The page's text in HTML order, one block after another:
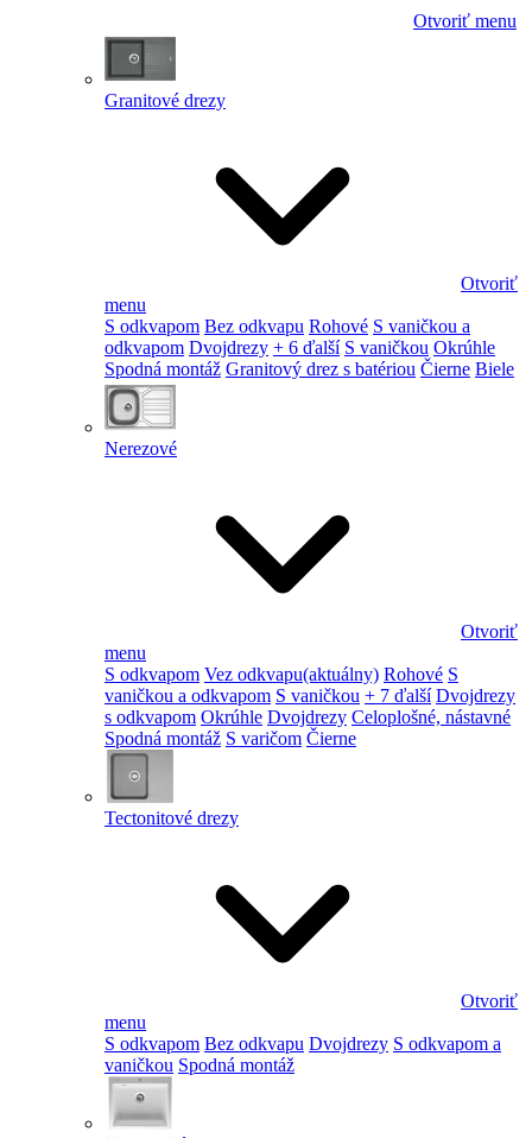
Otvoriť menu
Granitové drezy
Otvoriť
menu
S odkvapom Bez odkvapu Rohové S vaničkou a
odkvapom Dvojdrezy + 6 ďalší S vaničkou Okrúhle
Spodná montáž Granitový drez s batériou Čierne Biele
Nerezové
Otvoriť
menu
S odkvapom Vez odkvapu(aktuálny) Rohové S
vaničkou a odkvapom S vaničkou + 7 ďalší Dvojdrezy
s odkvapom Okrúhle Dvojdrezy Celoplošné, nástavné
Spodná montáž S varičom Čierne
Tectonitové drezy
Otvoriť
menu
S odkvapom Bez odkvapu Dvojdrezy S odkvapom a
vaničkou Spodná montáž